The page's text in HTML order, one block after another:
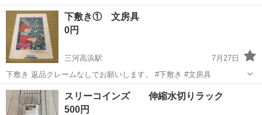
磨・仕上げ加工♪自分のペースで進められる◎《Jacm1C》 詳細情報
＼金属製品の研磨・仕上げ加工♪／ ロボットアームや自動車部品の金
型の表面を削るなど ...
愛知 高浜市 高浜港駅 その他
下敷き① 文房具
0円
三河高浜駅
7月27日
下敷き 返品クレームなしでお願いします。 #下敷き #文房具
愛知 高浜市 三河高浜駅 ノベルティグッズ 下敷き
スリーコインズ 伸縮水切りラック
500円